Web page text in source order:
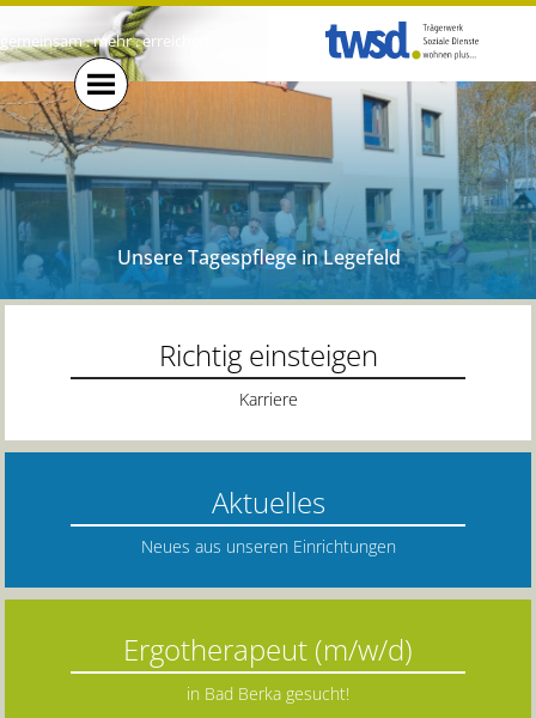
gemeinsam . mehr . erreichen .
Unsere Tagespflege in Legefeld
Richtig einsteigen
Karriere
Aktuelles
Neues aus unseren Einrichtungen
Ergotherapeut (m/w/d)
in Bad Berka gesucht!